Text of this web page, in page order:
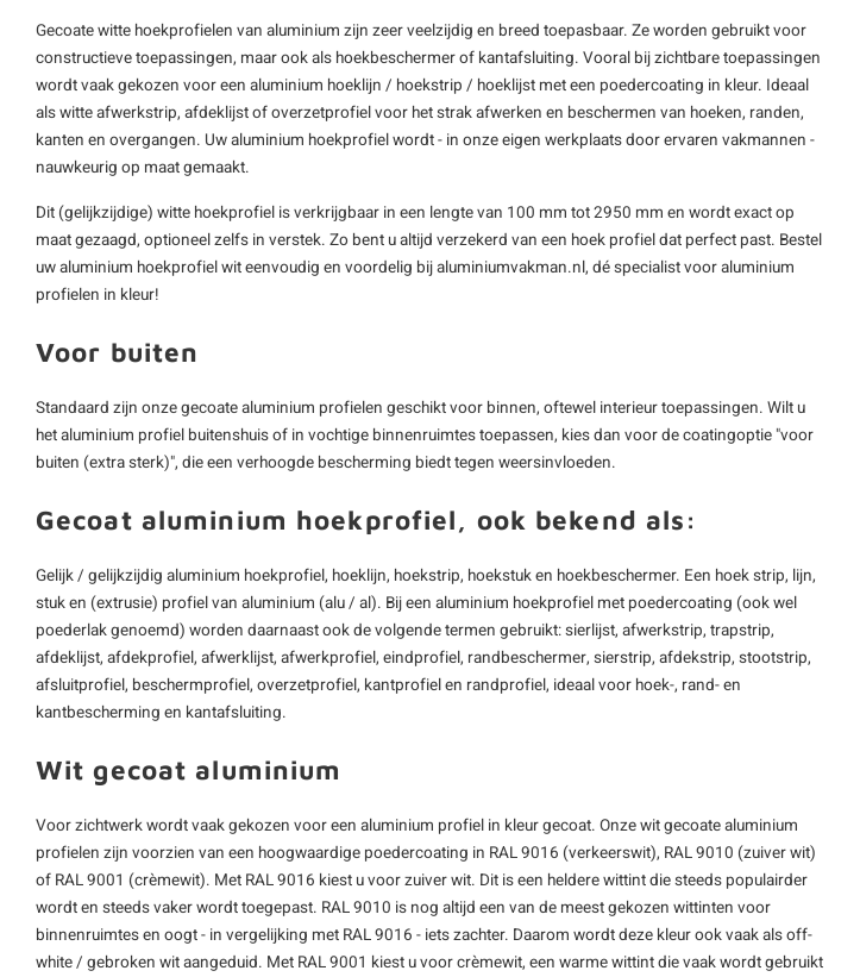
Gecoate witte hoekprofielen van aluminium zijn zeer veelzijdig en breed toepasbaar. Ze worden gebruikt voor
constructieve toepassingen, maar ook als hoekbeschermer of kantafsluiting. Vooral bij zichtbare toepassingen
wordt vaak gekozen voor een aluminium hoeklijn / hoekstrip / hoeklijst met een poedercoating in kleur. Ideaal
als witte afwerkstrip, afdeklijst of overzetprofiel voor het strak afwerken en beschermen van hoeken, randen,
kanten en overgangen. Uw aluminium hoekprofiel wordt - in onze eigen werkplaats door ervaren vakmannen -
nauwkeurig op maat gemaakt.
Dit (gelijkzijdige) witte hoekprofiel is verkrijgbaar in een lengte van 100 mm tot 2950 mm en wordt exact op
maat gezaagd, optioneel zelfs in verstek. Zo bent u altijd verzekerd van een hoek profiel dat perfect past. Bestel
uw aluminium hoekprofiel wit eenvoudig en voordelig bij aluminiumvakman.nl, dé specialist voor aluminium
profielen in kleur!
Voor buiten
Standaard zijn onze gecoate aluminium profielen geschikt voor binnen, oftewel interieur toepassingen. Wilt u
het aluminium profiel buitenshuis of in vochtige binnenruimtes toepassen, kies dan voor de coatingoptie "voor
buiten (extra sterk)", die een verhoogde bescherming biedt tegen weersinvloeden.
Gecoat aluminium hoekprofiel, ook bekend als:
Gelijk / gelijkzijdig aluminium hoekprofiel, hoeklijn, hoekstrip, hoekstuk en hoekbeschermer. Een hoek strip, lijn,
stuk en (extrusie) profiel van aluminium (alu / al). Bij een aluminium hoekprofiel met poedercoating (ook wel
poederlak genoemd) worden daarnaast ook de volgende termen gebruikt: sierlijst, afwerkstrip, trapstrip,
afdeklijst, afdekprofiel, afwerklijst, afwerkprofiel, eindprofiel, randbeschermer, sierstrip, afdekstrip, stootstrip,
afsluitprofiel, beschermprofiel, overzetprofiel, kantprofiel en randprofiel, ideaal voor hoek-, rand- en
kantbescherming en kantafsluiting.
Wit gecoat aluminium
Voor zichtwerk wordt vaak gekozen voor een aluminium profiel in kleur gecoat. Onze wit gecoate aluminium
profielen zijn voorzien van een hoogwaardige poedercoating in RAL 9016 (verkeerswit), RAL 9010 (zuiver wit)
of RAL 9001 (crèmewit). Met RAL 9016 kiest u voor zuiver wit. Dit is een heldere wittint die steeds populairder
wordt en steeds vaker wordt toegepast. RAL 9010 is nog altijd een van de meest gekozen wittinten voor
binnenruimtes en oogt - in vergelijking met RAL 9016 - iets zachter. Daarom wordt deze kleur ook vaak als off-
white / gebroken wit aangeduid. Met RAL 9001 kiest u voor crèmewit, een warme wittint die vaak wordt gebruikt